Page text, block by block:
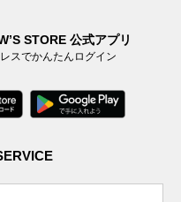
STORE 公式アプリ
スでかんたんログイン